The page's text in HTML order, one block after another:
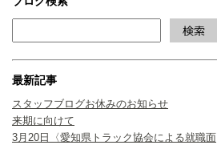
最新記事
スタッフブログお休みのお知らせ
来期に向けて
3月20日〈愛知県トラック協会による就職面